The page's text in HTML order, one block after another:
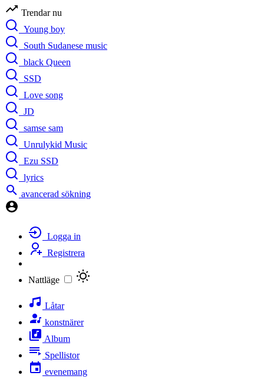
Trendar nu
Young boy
South Sudanese music
black Queen
SSD
Love song
JD
samse sam
Unrulykid Music
Ezu SSD
lyrics
avancerad sökning
Logga in
Registrera
Nattläge
Låtar
konstnärer
Album
Spellistor
evenemang